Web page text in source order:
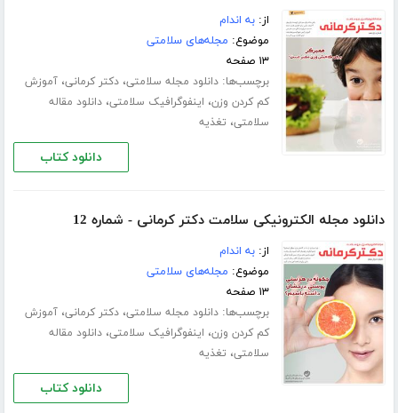
از:به اندام
موضوع: مجله‌های سلامتی
۱۳ صفحه
برچسب‌ها:دانلود مجله سلامتی،دکتر کرمانی،آموزش
کم کردن وزن، اینفوگرافیک سلامتی،دانلود مقاله
سلامتی، تغذیه
دانلود کتاب
دانلود مجله الکترونیکی سلامت دکتر کرمانی - شماره 12
از:به اندام
موضوع: مجله‌های سلامتی
۱۳ صفحه
برچسب‌ها:دانلود مجله سلامتی،دکتر کرمانی،آموزش
کم کردن وزن، اینفوگرافیک سلامتی،دانلود مقاله
سلامتی، تغذیه
دانلود کتاب